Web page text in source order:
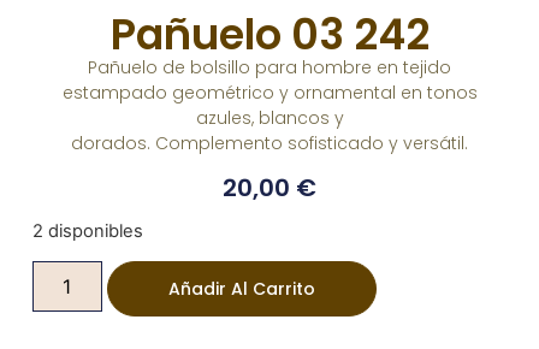
Pañuelo 03 242
Pañuelo de bolsillo para hombre en tejido
estampado geométrico y ornamental en tonos
azules, blancos y
dorados. Complemento sofisticado y versátil.
20,00 €
2 disponibles
Añadir Al Carrito